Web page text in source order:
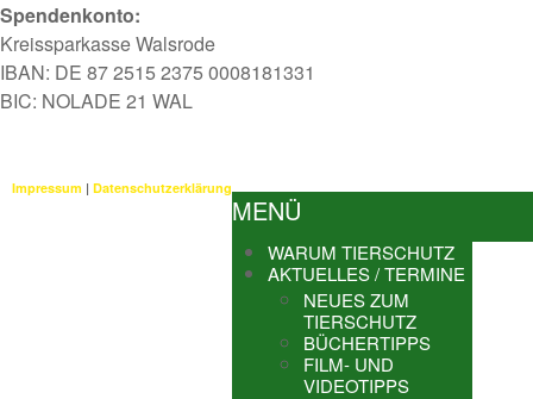
Spendenkonto:
Kreissparkasse Walsrode
IBAN: DE 87 2515 2375 0008181331
BIC: NOLADE 21 WAL
Impressum | Datenschutzerklärung
MENÜ
WARUM TIERSCHUTZ
AKTUELLES / TERMINE
NEUES ZUM
TIERSCHUTZ
BÜCHERTIPPS
FILM- UND
VIDEOTIPPS